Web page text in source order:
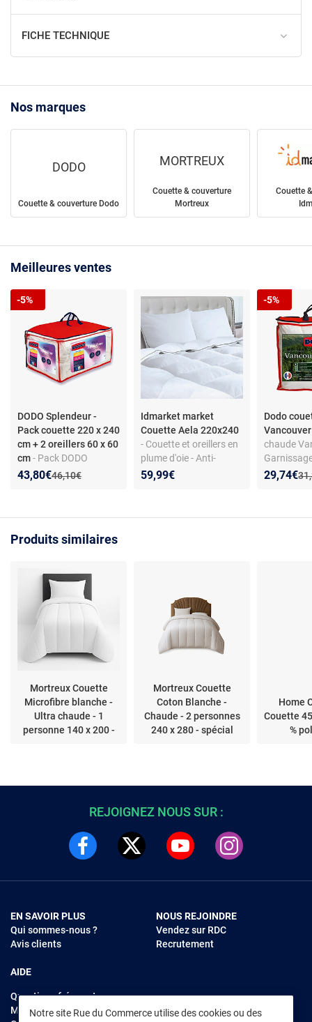
FICHE TECHNIQUE
Nos marques
DODO
Couette & couverture Dodo
MORTREUX
Couette & couverture
Mortreux
Couette
Meilleures ventes
DODO Splendeur -
Pack couette 220 x 240
cm + 2 oreillers 60 x 60
cm- Pack DODO
Splendeur : couette 220
Ancien prix :
46,10€
Nouveau prix :
43,80€
Réduction de :
-5%
Idmarket market
Couette Aela 220x240
- Couette et oreillers en
plume d'oie - Anti-
acarien - Respirant -
59,99€
Dodo
chaude
400 g/m² -
Nouveau
29,74€
-5%
Produits similaires
Mortreux Couette
Microfibre blanche -
Ultra chaude - 1
personne 140 x 200 -
Mortreux Couette
Coton Blanche -
Chaude - 2 personnes
240 x 280 - spécial
Home
Couette
%
Notre site Rue du Commerce utilise des cookies ou des
REJOIGNEZ NOUS SUR :
EN SAVOIR PLUS
Qui sommes-nous ?
Avis clients
AIDE
Questions fréquentes
Modes de règlements
NOUS REJOINDRE
Vendez sur RDC
Recrutement